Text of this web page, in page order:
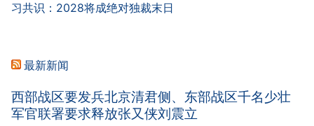
习共识：2028将成绝对独裁末日
最新新闻
西部战区要发兵北京清君侧、东部战区千名少壮
军官联署要求释放张又侠刘震立